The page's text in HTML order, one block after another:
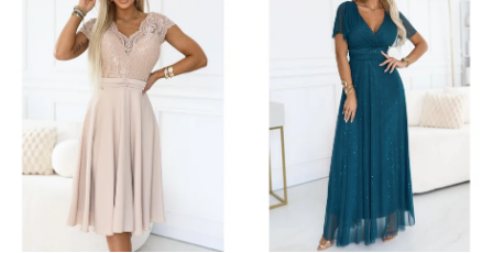
d
u